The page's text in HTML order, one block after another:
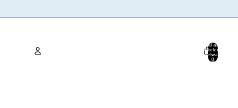
Totaal aantal
artikelen in
winkelwagen:
0